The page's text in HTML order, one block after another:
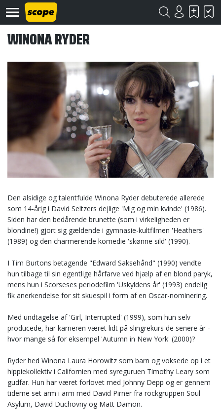
Om
Scope
Kontakt
2020
WINONA RYDER
Den alsidige og talentfulde Winona Ryder debuterede allerede
som 14-årig i David Seltzers dejlige 'Mig og min kvinde' (1986).
Siden har den bedårende brunette (som i virkeligheden er
blondine!) gjort sig gældende i gymnasie-kultfilmen 'Heathers'
(1989) og den charmerende komedie 'skønne sild' (1990).
I Tim Burtons betagende "Edward Saksehånd" (1990) vendte
hun tilbage til sin egentlige hårfarve ved hjælp af en blond paryk,
mens hun i Scorseses periodefilm 'Uskyldens år' (1993) endelig
fik anerkendelse for sit skuespil i form af en Oscar-nominering.
Med undtagelse af 'Girl, Interrupted' (1999), som hun selv
producede, har karrieren været lidt på slingrekurs de senere år -
hvor mange så for eksempel 'Autumn in New York' (2000)?
Ryder hed Winona Laura Horowitz som barn og voksede op i et
hippiekollektiv i Californien med syreguruen Timothy Leary som
gudfar. Hun har været forlovet med Johnny Depp og er gennem
tiderne set arm i arm med David Pirner fra rockgruppen Soul
Asylum, David Duchovny og Matt Damon.